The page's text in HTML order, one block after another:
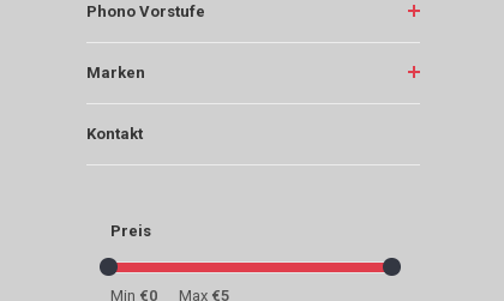
Phono Vorstufe
Marken
Kontakt
Preis
Min €0 Max €5